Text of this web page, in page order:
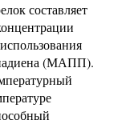
составляет
(МАПП).